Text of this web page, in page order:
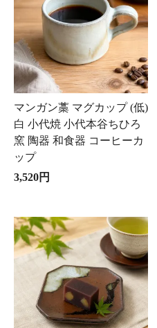
マンガン藁 マグカップ (低)
白 小代焼 小代本谷ちひろ
窯 陶器 和食器 コーヒーカ
ップ
3,520円